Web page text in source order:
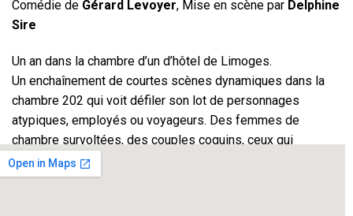
Comédie de Gérard Levoyer, Mise en scène par Delphine
Sire
Un an dans la chambre d’un d’hôtel de Limoges.
Un enchaînement de courtes scènes dynamiques dans la
chambre 202 qui voit défiler son lot de personnages
atypiques, employés ou voyageurs. Des femmes de
chambre survoltées, des couples coquins, ceux qui
viennent au tribunal pour enfin divorcer, celle qui a (presque)
gagné au loto, celui qui est à la rue et pourtant pas un